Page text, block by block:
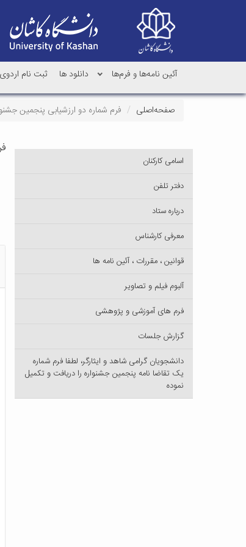
آئین نامه‌ها و فرم‌ها دانلود ها ثبت نام اردوی
صفحه‌اصلی فرم شماره دو ارزشیابی پنجمین
اسامی کارکنان
دفتر تلفن
درباره ستاد
معرفی کارشناس
قوانین ، مقررات ، آئین نامه ها
آلبوم فیلم و تصاویر
فرم های آموزشی و پژوهشی
گزارش جلسات
دانشجویان گرامی شاهد و ایثارگر، لطفا فرم شماره
یک تقاضا نامه پنجمین جشنواره را دریافت و تکمیل
نموده